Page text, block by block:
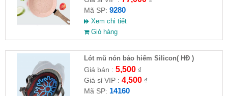
Mã SP: 9280
Xem chi tiết
Giỏ hàng
Lót mũ nón bảo hiểm Silicon( HĐ )
Giá bán : 5,500₫
Giá sỉ VIP : 4,500₫
Mã SP: 14160